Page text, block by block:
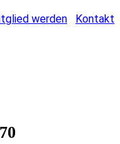
werden Kontakt